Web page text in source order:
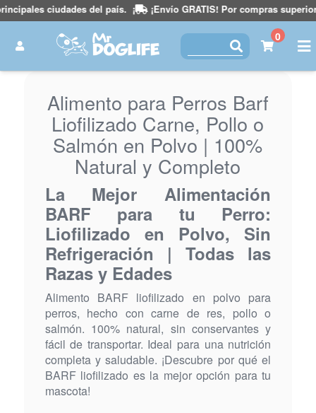
ciudades del país.¡ ¡Envío GRATIS! Por compras
0
Alimento para Perros Barf
Liofilizado Carne, Pollo o
Salmón en Polvo | 100%
Natural y Completo
La Mejor Alimentación
BARF para tu Perro:
Liofilizado en Polvo, Sin
Refrigeración | Todas las
Razas y Edades
Alimento BARF liofilizado en polvo para
perros, hecho con carne de res, pollo o
salmón. 100% natural, sin conservantes y
fácil de transportar. Ideal para una nutrición
completa y saludable. ¡Descubre por qué el
BARF liofilizado es la mejor opción para tu
mascota!